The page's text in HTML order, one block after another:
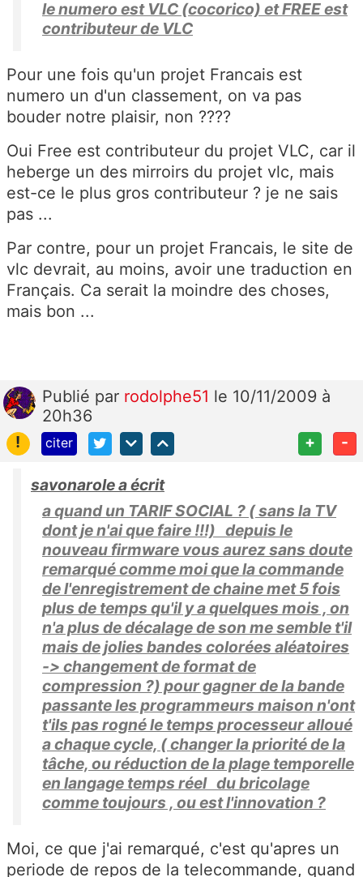
le numero est VLC (cocorico) et FREE est
contributeur de VLC
Pour une fois qu'un projet Francais est
numero un d'un classement, on va pas
bouder notre plaisir, non ????
Oui Free est contributeur du projet VLC, car il
heberge un des mirroirs du projet vlc, mais
est-ce le plus gros contributeur ? je ne sais
pas ...
Par contre, pour un projet Francais, le site de
vlc devrait, au moins, avoir une traduction en
Français. Ca serait la moindre des choses,
mais bon ...
Publié par rodolphe51 le 10/11/2009 à
20h36
!
citer + -
savonarole a écrit
a quand un TARIF SOCIAL ? ( sans la TV
dont je n'ai que faire !!!) depuis le
nouveau firmware vous aurez sans doute
remarqué comme moi que la commande
de l'enregistrement de chaine met 5 fois
plus de temps qu'il y a quelques mois , on
n'a plus de décalage de son me semble t'il
mais de jolies bandes colorées aléatoires
-> changement de format de
compression ?) pour gagner de la bande
passante les programmeurs maison n'ont
t'ils pas rogné le temps processeur alloué
a chaque cycle, ( changer la priorité de la
tâche, ou réduction de la plage temporelle
en langage temps réel du bricolage
comme toujours , ou est l'innovation ?
Moi, ce que j'ai remarqué, c'est qu'apres un
periode de repos de la telecommande, quand